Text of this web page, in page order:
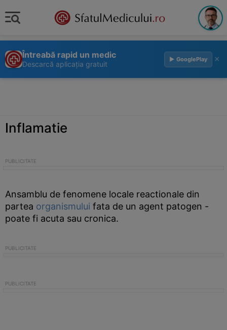
Întreabă rapid un medic
Descarcă aplicația gratuit
▶ GooglePlay ×
Inflamatie
Ansamblu de fenomene locale reactionale din
partea organismului fata de un agent patogen -
poate fi acuta sau cronica.